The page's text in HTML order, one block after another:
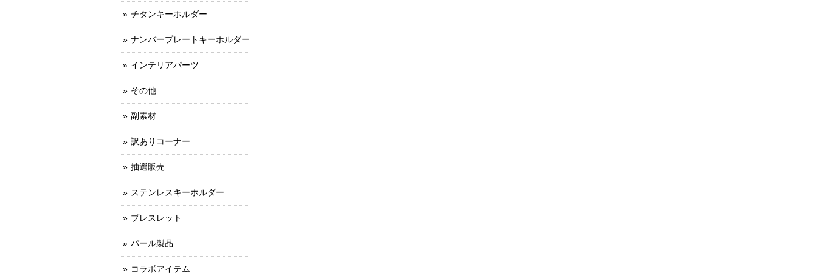
チタンキーホルダー
ナンバープレートキーホルダー
インテリアパーツ
その他
副素材
訳ありコーナー
抽選販売
ステンレスキーホルダー
ブレスレット
パール製品
コラボアイテム